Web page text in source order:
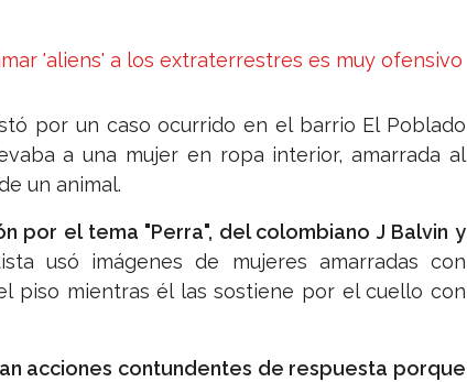
'aliens' a los extraterrestres es muy ofensivo
por un caso ocurrido en el barrio El Poblado
a una mujer en ropa interior, amarrada al
un animal.
por el tema "Perra", del colombiano J Balvin y
usó imágenes de mujeres amarradas con
piso mientras él las sostiene por el cuello con
acciones contundentes de respuesta porque